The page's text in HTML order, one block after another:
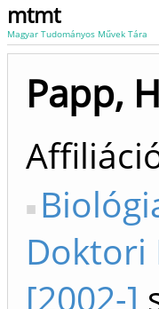
mtmt
Magyar Tudományos Művek Tára
Papp,
Doktori
[2002-]